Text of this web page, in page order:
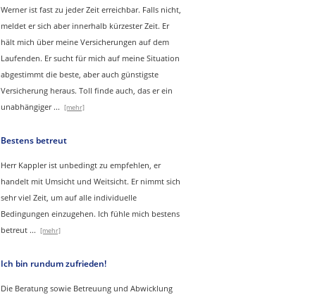
Werner ist fast zu jeder Zeit erreichbar. Falls nicht,
meldet er sich aber innerhalb kürzester Zeit. Er
hält mich über meine Versicherungen auf dem
Laufenden. Er sucht für mich auf meine Situation
abgestimmt die beste, aber auch günstigste
Versicherung heraus. Toll finde auch, das er ein
unabhängiger ... [mehr]
Bestens betreut
Herr Kappler ist unbedingt zu empfehlen, er
handelt mit Umsicht und Weitsicht. Er nimmt sich
sehr viel Zeit, um auf alle individuelle
Bedingungen einzugehen. Ich fühle mich bestens
betreut ... [mehr]
Ich bin rundum zufrieden!
Die Beratung sowie Betreuung und Abwicklung